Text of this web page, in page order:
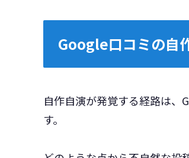
Google口コミの自
自作自演が発覚する経路は、
す。